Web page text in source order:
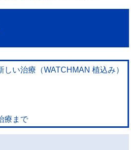
しい治療（WATCHMAN 植込み）
療まで